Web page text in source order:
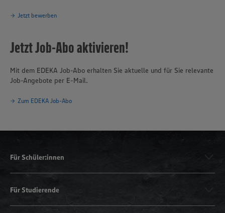
Jetzt bewerben
Jetzt Job-Abo aktivieren!
Mit dem EDEKA Job-Abo erhalten Sie aktuelle und für Sie relevante
Job-Angebote per E-Mail.
Zum EDEKA Job-Abo
Für Schüler:innen
Für Studierende